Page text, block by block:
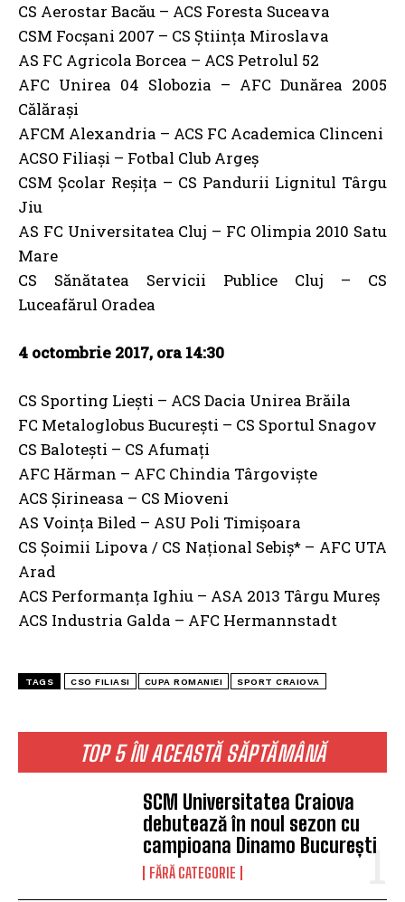
TOP 5 ÎN ACEASTĂ SĂPTĂMÂNĂ
SCM Universitatea Craiova
debutează în noul sezon cu
campioana Dinamo București
FĂRĂ CATEGORIE
CS Aerostar Bacău – ACS Foresta Suceava
CSM Focşani 2007 – CS Ştiinţa Miroslava
AS FC Agricola Borcea – ACS Petrolul 52
AFC Unirea 04 Slobozia – AFC Dunărea 2005
Călăraşi
AFCM Alexandria – ACS FC Academica Clinceni
ACSO Filiaşi – Fotbal Club Argeş
CSM Şcolar Reşiţa – CS Pandurii Lignitul Târgu
Jiu
AS FC Universitatea Cluj – FC Olimpia 2010 Satu
Mare
CS Sănătatea Servicii Publice Cluj – CS
Luceafărul Oradea
4 octombrie 2017, ora 14:30
CS Sporting Lieşti – ACS Dacia Unirea Brăila
FC Metaloglobus Bucureşti – CS Sportul Snagov
CS Baloteşti – CS Afumaţi
AFC Hărman – AFC Chindia Târgovişte
ACS Şirineasa – CS Mioveni
AS Voinţa Biled – ASU Poli Timişoara
CS Şoimii Lipova / CS Naţional Sebiş* – AFC UTA
Arad
ACS Performanţa Ighiu – ASA 2013 Târgu Mureş
ACS Industria Galda – AFC Hermannstadt
TAGS CSO FILIASI CUPA ROMANIEI SPORT CRAIOVA